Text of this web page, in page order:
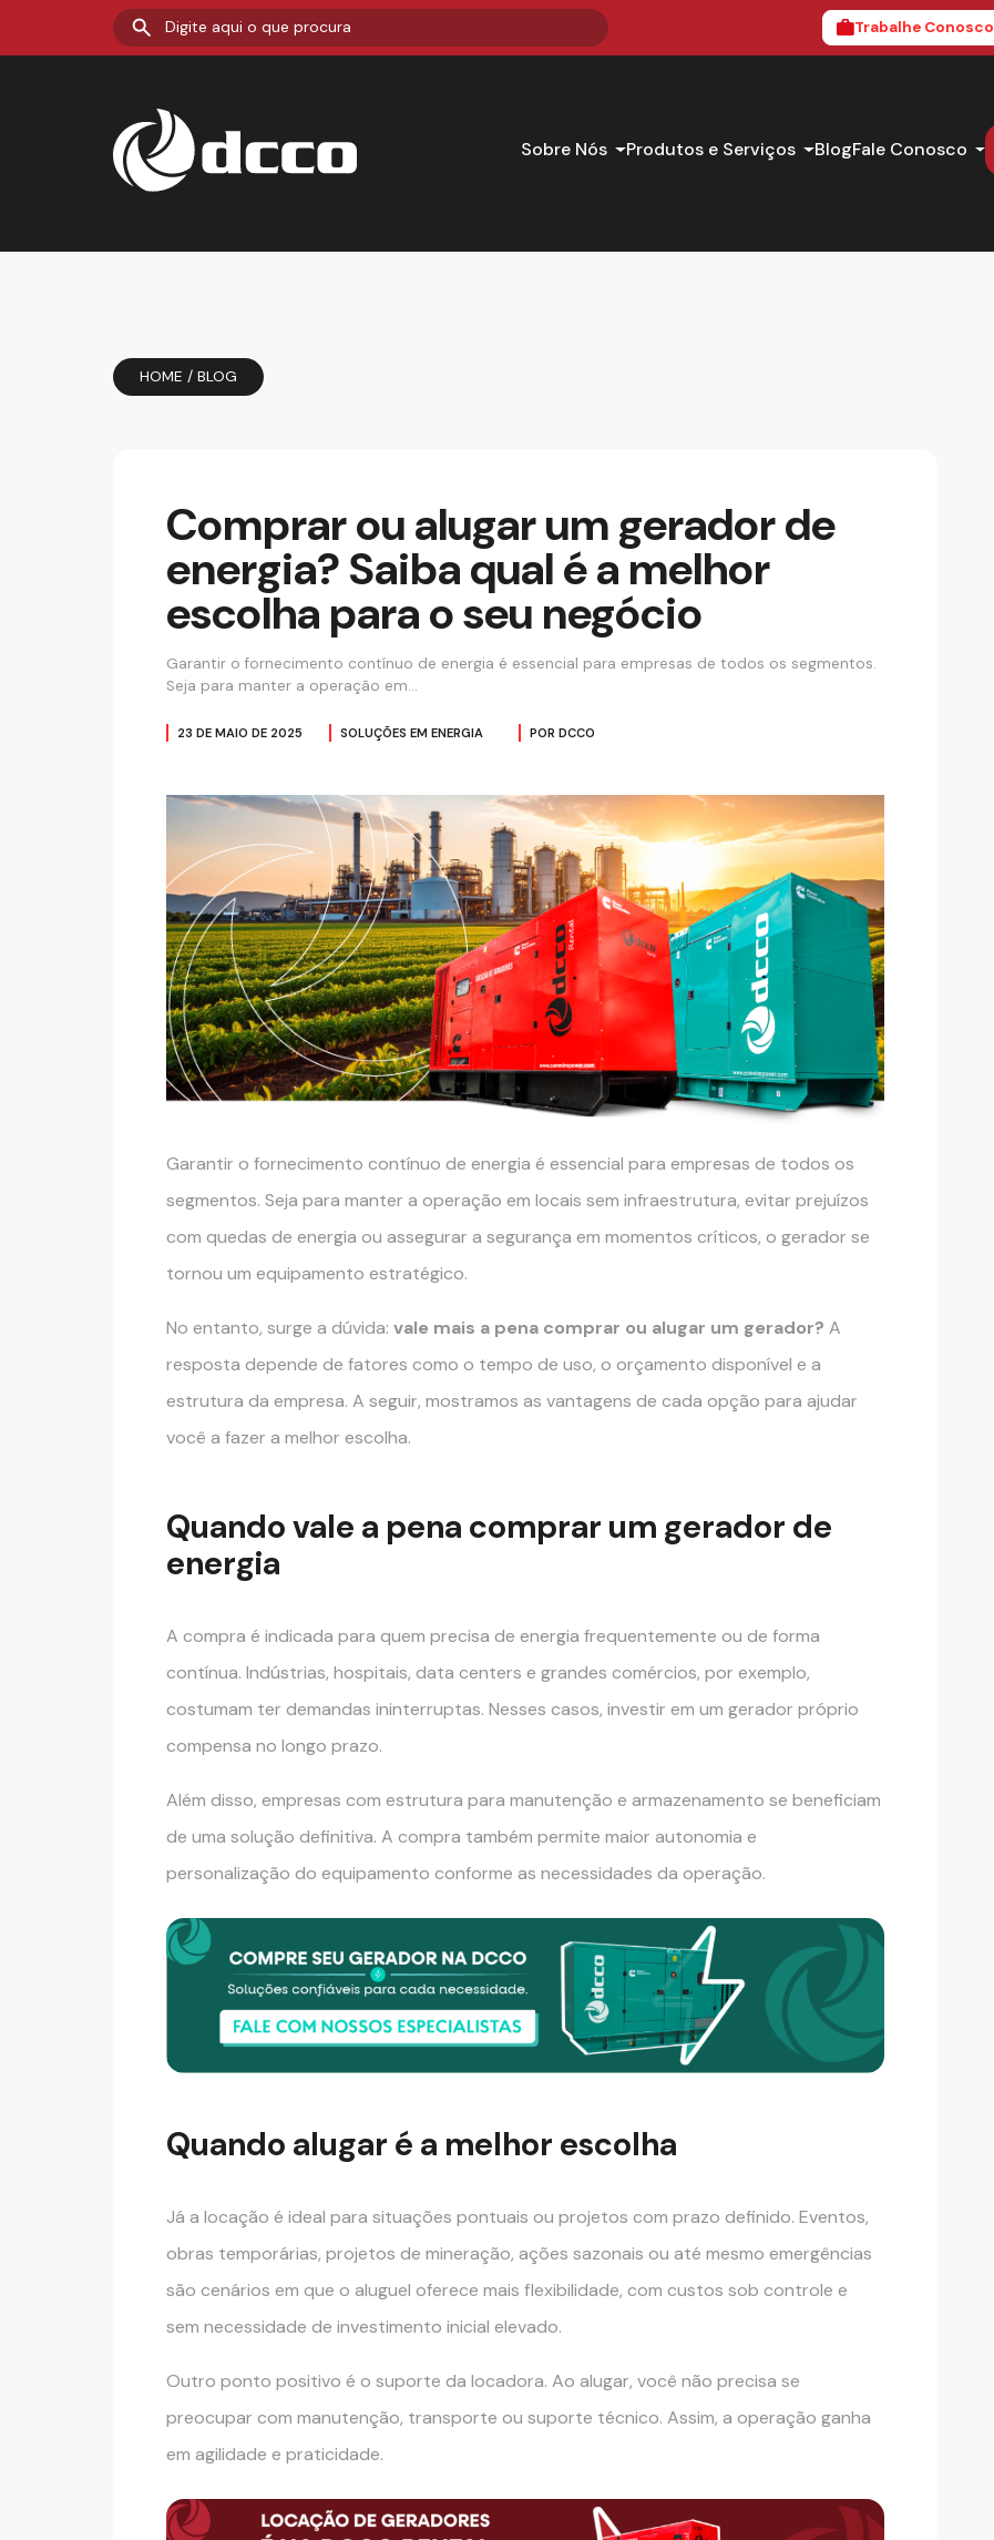
Trabalhe Conosco
Sobre Nós Produtos e Serviços BlogFale Conosco
HOME / BLOG
Comprar ou alugar um gerador de
energia? Saiba qual é a melhor
escolha para o seu negócio
Garantir o fornecimento contínuo de energia é essencial para empresas de todos os segmentos.
Seja para manter a operação em…
23 DE MAIO DE 2025 SOLUÇÕES EM ENERGIA POR DCCO
Garantir o fornecimento contínuo de energia é essencial para empresas de todos os
segmentos. Seja para manter a operação em locais sem infraestrutura, evitar prejuízos
com quedas de energia ou assegurar a segurança em momentos críticos, o gerador se
tornou um equipamento estratégico.
No entanto, surge a dúvida: vale mais a pena comprar ou alugar um gerador? A
resposta depende de fatores como o tempo de uso, o orçamento disponível e a
estrutura da empresa. A seguir, mostramos as vantagens de cada opção para ajudar
você a fazer a melhor escolha.
Quando vale a pena comprar um gerador de
energia
A compra é indicada para quem precisa de energia frequentemente ou de forma
contínua. Indústrias, hospitais, data centers e grandes comércios, por exemplo,
costumam ter demandas ininterruptas. Nesses casos, investir em um gerador próprio
compensa no longo prazo.
Além disso, empresas com estrutura para manutenção e armazenamento se beneficiam
de uma solução definitiva. A compra também permite maior autonomia e
personalização do equipamento conforme as necessidades da operação.
Quando alugar é a melhor escolha
Já a locação é ideal para situações pontuais ou projetos com prazo definido. Eventos,
obras temporárias, projetos de mineração, ações sazonais ou até mesmo emergências
são cenários em que o aluguel oferece mais flexibilidade, com custos sob controle e
sem necessidade de investimento inicial elevado.
Outro ponto positivo é o suporte da locadora. Ao alugar, você não precisa se
preocupar com manutenção, transporte ou suporte técnico. Assim, a operação ganha
em agilidade e praticidade.